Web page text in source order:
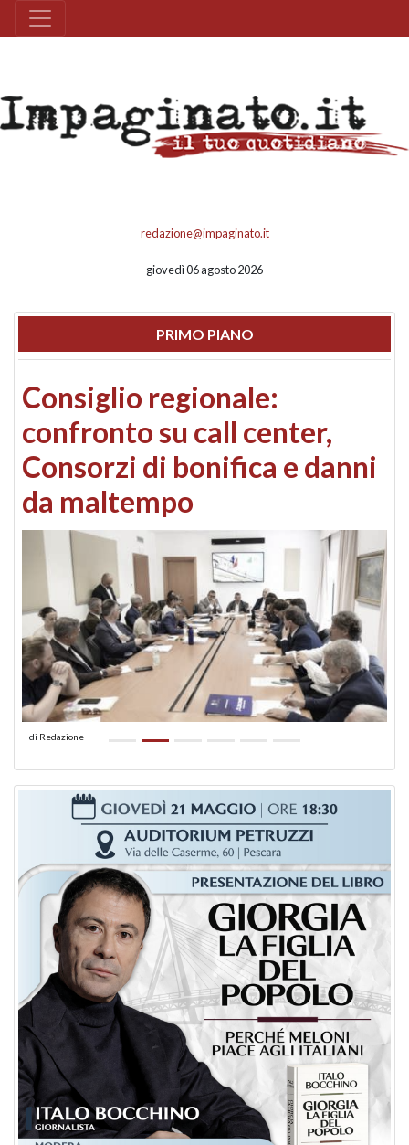
redazione@impaginato.it
giovedì 06 agosto 2026
PRIMO PIANO
Consiglio regionale:
confronto su call center,
Consorzi di bonifica e danni
da maltempo
di Redazione